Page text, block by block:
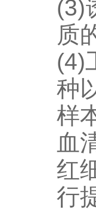
(3)
质
(4)
种
样
血
红
行